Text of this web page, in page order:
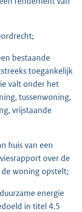
bestaande
toegankelijk
valt onder het
tussenwoning,
vrijstaande
huis van een
over de
woning opstelt;
energie
in titel 4.5